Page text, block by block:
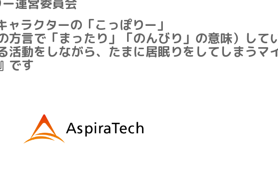
ラクターの「こっぽりー」
方言で「まったり」「のんびり」の意味）して
活動をしながら、たまに居眠りをしてしまうマ
です